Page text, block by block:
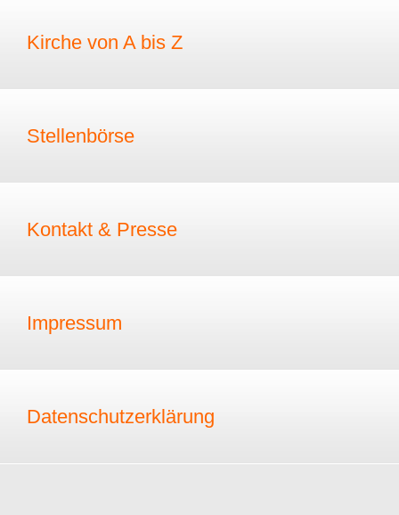
Kirche von A bis Z
Stellenbörse
Kontakt & Presse
Impressum
Datenschutzerklärung